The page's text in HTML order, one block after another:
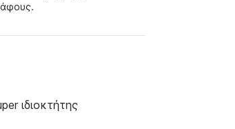
ιδιοκτήτης